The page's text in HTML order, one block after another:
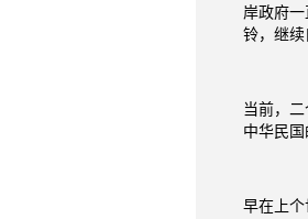
岸政府一
铃，继续
当前，
中华民
早在上